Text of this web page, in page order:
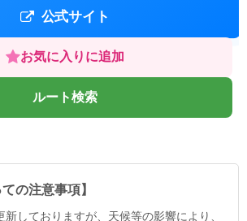
公式サイト
お気に入りに追加
ルート検索
の注意事項】
しておりますが、天候等の影響により、